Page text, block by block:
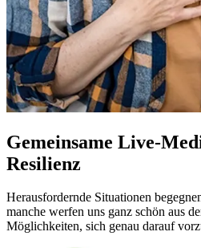
Gemeinsame Live-
Resilienz
Herausfordernde Situationen
manche werfen uns ganz schön aus
Möglichkeiten, sich genau darauf